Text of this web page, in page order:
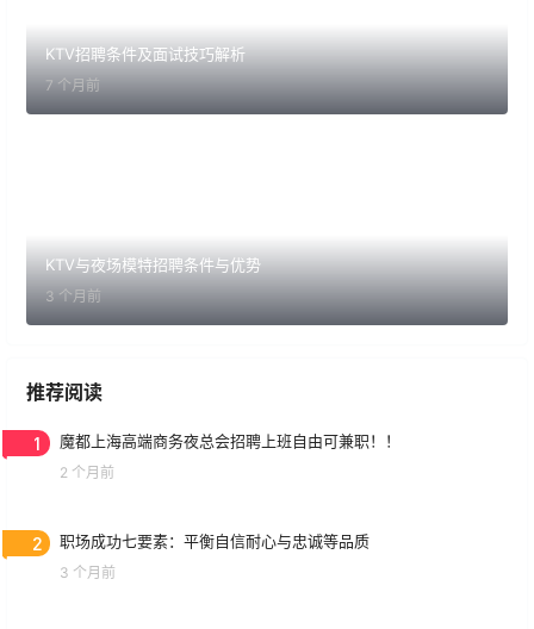
KTV招聘条件及面试技巧解析
7 个月前
KTV与夜场模特招聘条件与优势
3 个月前
推荐阅读
1 魔都上海高端商务夜总会招聘上班自由可兼职！！
2 个月前
2 职场成功七要素：平衡自信耐心与忠诚等品质
3 个月前